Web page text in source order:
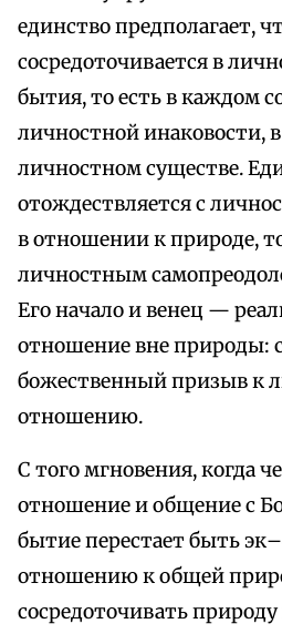
единство предполагает,
сосредоточивается в
бытия, то есть в каждом
личностной инаковости,
личностном существе.
отождествляется с
в отношении к природе,
личностным
Его начало и венец —
отношение вне природы:
божественный призыв к
отношению.
С того мгновения, когда
отношение и общение с
бытие перестает быть
отношению к общей
сосредоточивать